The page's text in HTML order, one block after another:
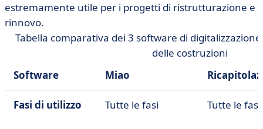
estremamente utile per i progetti di ristrutturazione e
rinnovo.
Tabella comparativa dei 3 software di
delle costruzioni
Software
Miao
Fasi di utilizzo Tutte le fasi Tutte le fasi